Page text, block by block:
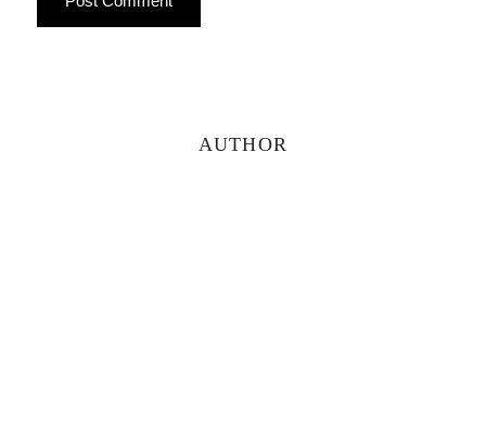
AUTHOR